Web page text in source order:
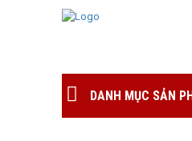
DANH MỤC SẢN